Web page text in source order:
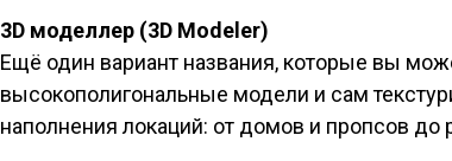
3D моделлер (3D Modeler)
Ещё один вариант названия, которые вы
высокополигональные модели и сам
наполнения локаций: от домов и пропсов до